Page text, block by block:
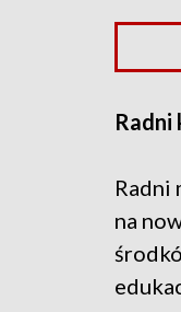
Radni
na